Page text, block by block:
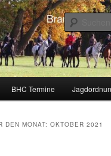
und Vielseitigkeitsreiten in
BHC Termine
DEN MONAT:OKTOBER 2021